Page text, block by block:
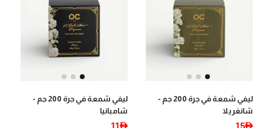
ليفي شمعة في جرة 200 جم -
شانغريلا
ليفي شمعة في جرة 200 جم -
شامبانيا